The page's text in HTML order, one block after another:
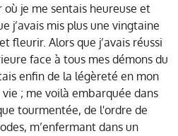
où je me sentais heureuse et
j’avais mis plus une vingtaine
fleurir. Alors que j’avais réussi
face à tous mes démons du
enfin de la légèreté en mon
; me voilà embarquée dans
tourmentée, de l'ordre de
m’enfermant dans un